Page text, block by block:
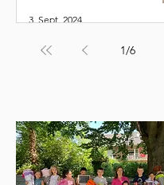
3. Sept. 2024
1/6